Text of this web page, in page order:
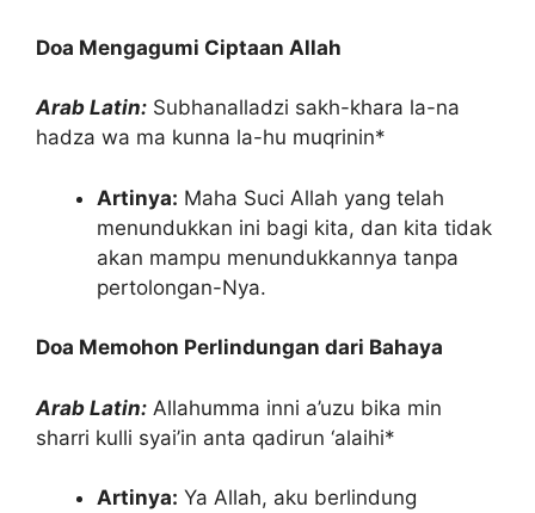
Doa Mengagumi Ciptaan Allah
Arab Latin: Subhanalladzi sakh-khara la-na
hadza wa ma kunna la-hu muqrinin*
Artinya: Maha Suci Allah yang telah
menundukkan ini bagi kita, dan kita tidak
akan mampu menundukkannya tanpa
pertolongan-Nya.
Doa Memohon Perlindungan dari Bahaya
Arab Latin: Allahumma inni a’uzu bika min
sharri kulli syai’in anta qadirun ‘alaihi*
Artinya: Ya Allah, aku berlindung